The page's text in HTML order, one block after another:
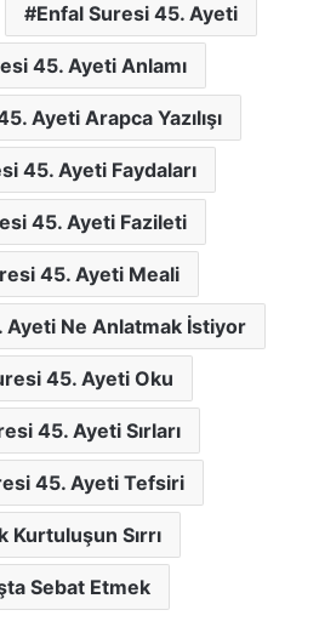
Enfal Suresi 45. Ayeti
45. Ayeti Anlamı
Ayeti Arapca Yazılışı
45. Ayeti Faydaları
45. Ayeti Fazileti
45. Ayeti Meali
Ayeti Ne Anlatmak İstiyor
45. Ayeti Oku
45. Ayeti Sırları
45. Ayeti Tefsiri
Kurtuluşun Sırrı
Sebat Etmek